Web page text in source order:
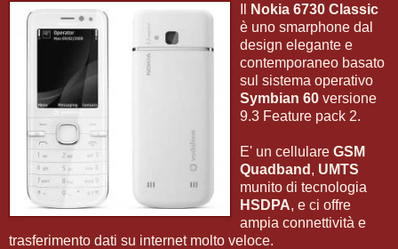
Nokia 6730 Classic
è uno smarphone dal
design elegante e
contemporaneo basato
sul sistema operativo
Symbian 60 versione
9.3 Feature pack 2.
E' un cellulare GSM
Quadband , UMTS
munito di tecnologia
HSDPA, e ci offre
ampia connettività e
trasferimento dati su internet molto veloce.